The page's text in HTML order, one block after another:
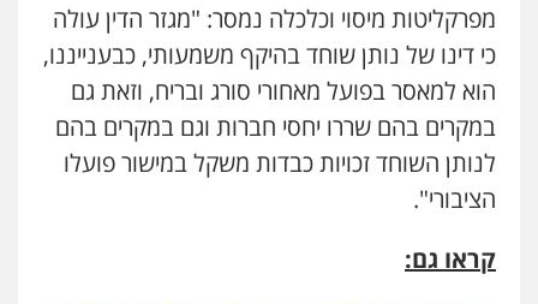
מפרקליטות מיסוי וכלכלה נמסר: "מגזר הדין עולה
כי דינו של נותן שוחד בהיקף משמעותי, כבענייננו,
הוא למאסר בפועל מאחורי סורג ובריח, וזאת גם
במקרים בהם שררו יחסי חברות וגם במקרים בהם
לנותן השוחד זכויות כבדות משקל במישור פועלו
הציבורי".
קראו גם:
0526885006
עו"ד שלי גורביץ – לוי
משפט פלילי פשיעה חמורה מעצרים
וחקירות צבאי תעבורה
0544218336